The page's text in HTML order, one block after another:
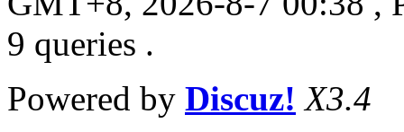
9 queries .
Powered by Discuz! X3.4